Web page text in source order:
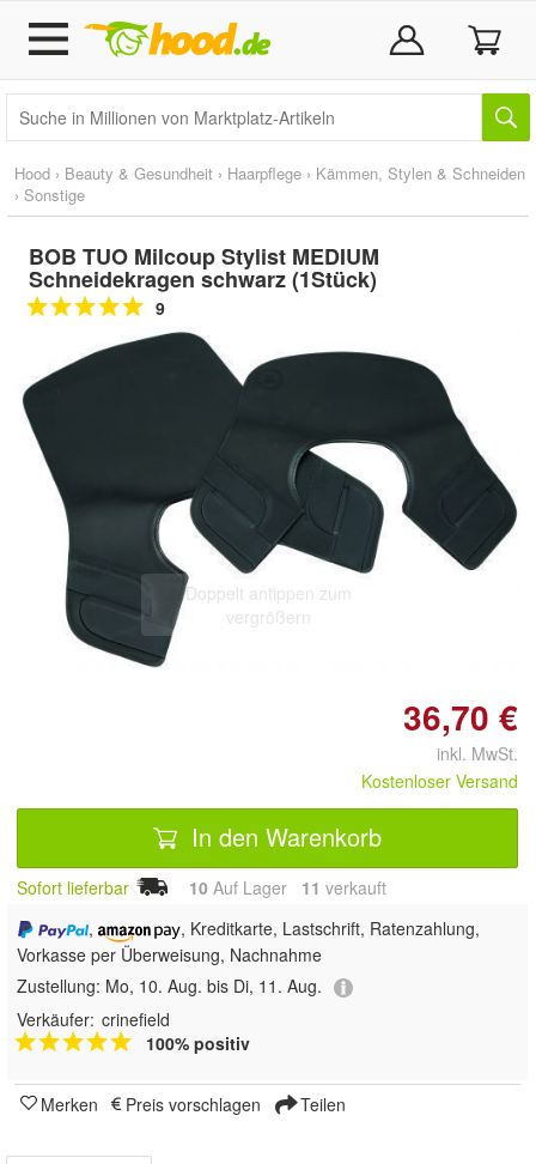
Hood › Beauty & Gesundheit › Haarpflege › Kämmen, Stylen & Schneiden
› Sonstige
BOB TUO Milcoup Stylist MEDIUM
Schneidekragen schwarz (1Stück)
9
Doppelt antippen zum
vergrößern
36,70 €
inkl. MwSt.
Kostenloser Versand
In den Warenkorb
Sofort lieferbar 10 Auf Lager 11 verkauft
,
, Kreditkarte, Lastschrift, Ratenzahlung,
Vorkasse per Überweisung, Nachnahme
Zustellung: Mo, 10. Aug. bis Di, 11. Aug.
Verkäufer: crinefield
100% positiv
Merken Preis vorschlagen Teilen